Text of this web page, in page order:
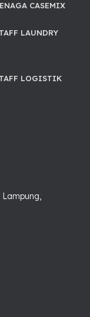
CASEMIX
LAUNDRY
LOGISTIK